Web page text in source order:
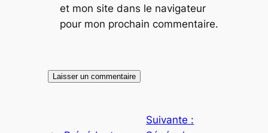
et mon site dans le navigateur
pour mon prochain commentaire.
Suivante :